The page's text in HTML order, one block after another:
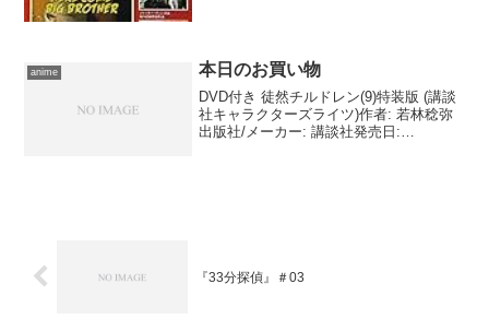
anime 本日のお買い物
DVD付き 徒然チルドレン(9)特装版 (講談
社キャラクターズライツ)作者: 若林稔弥
出版社/メーカー: 講談社発売日:
『33分探偵』＃03